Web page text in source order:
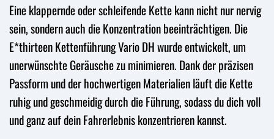
Eine klappernde oder schleifende Kette kann nicht nur nervig
sein, sondern auch die Konzentration beeinträchtigen. Die
E*thirteen Kettenführung Vario DH wurde entwickelt, um
unerwünschte Geräusche zu minimieren. Dank der präzisen
Passform und der hochwertigen Materialien läuft die Kette
ruhig und geschmeidig durch die Führung, sodass du dich voll
und ganz auf dein Fahrerlebnis konzentrieren kannst.